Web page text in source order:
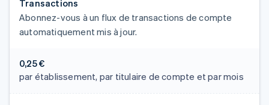
Transactions
Abonnez-vous à un flux de transactions de compte
automatiquement mis à jour.
0,25 €
par établissement, par titulaire de compte et par mois